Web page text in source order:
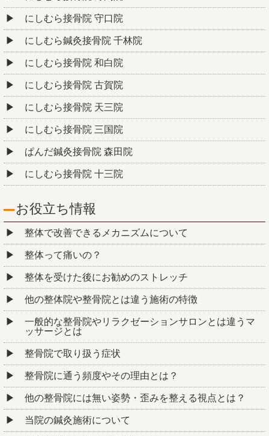
にしむら接骨院 守口院
にしむら鍼灸接骨院 千林院
にしむら接骨院 和白院
にしむら接骨院 古賀院
にしむら接骨院 天三院
にしむら接骨院 三国院
ぱんだ鍼灸接骨院 森田院
にしむら接骨院 十三院
お役立ち情報
整体で改善できるメカニズムについて
整体って痛いの？
整体を受けた後にお勧めのストレッチ
他の整体院や整骨院とは違う施術の特徴
一般的な整骨院やリラクゼーションサロンとは違うマ
ッサージとは
整骨院で取り扱う症状
整骨院に通う頻度やその理由とは？
他の整骨院には無い姿勢・歪みを整える視点とは？
当院の鍼灸施術について